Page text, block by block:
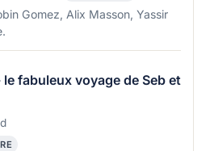
Gomez, Alix Masson, Yassir
fabuleux voyage de Seb et